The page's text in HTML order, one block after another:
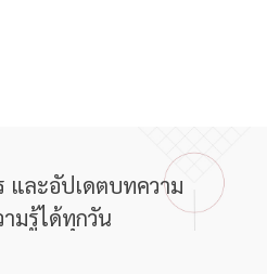
และอัปเดตบทความ
มรู้ได้ทุกวัน